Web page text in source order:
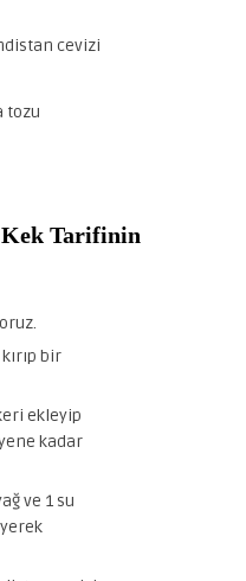
cevizi
tozu
Tarifinin
bir
ekleyip
kadar
ve 1 su